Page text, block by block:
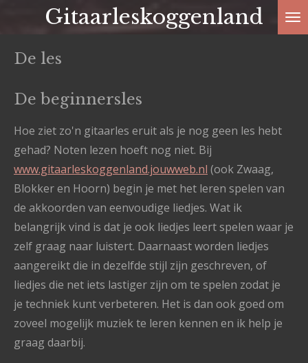
naar
hoofdinhoud
Gitaarleskoggenland
De les
De beginnersles
Hoe ziet zo'n gitaarles eruit als je nog geen les hebt
gehad? Noten lezen hoeft nog niet. Bij
www.gitaarleskoggenland.jouwweb.nl (ook Zwaag,
Blokker en Hoorn) begin je met het leren spelen van
de akkoorden van eenvoudige liedjes. Wat ik
belangrijk vind is dat je ook liedjes leert spelen waar je
zelf graag naar luistert. Daarnaast worden liedjes
aangereikt die in dezelfde stijl zijn geschreven, of
liedjes die net iets lastiger zijn om te spelen zodat je
je techniek kunt verbeteren. Het is dan ook goed om
zoveel mogelijk muziek te leren kennen en ik help je
graag daarbij.